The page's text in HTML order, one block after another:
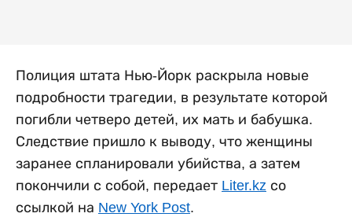
Полиция штата Нью-Йорк раскрыла новые
подробности трагедии, в результате которой
погибли четверо детей, их мать и бабушка.
Следствие пришло к выводу, что женщины
заранее спланировали убийства, а затем
покончили с собой, передает Liter.kz со
ссылкой на New York Post.